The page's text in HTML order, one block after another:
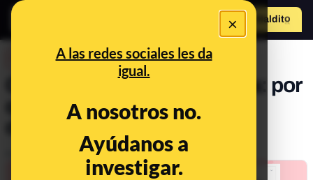
×
A las redes sociales les da
igual.
A nosotros no.
Ayúdanos a
investigar.
Hazte Maldito
Cuentas trol, fake o parodia: por
qué pueden ser
desinformadoras
Mar 15, 2021, 8:13:00 PM